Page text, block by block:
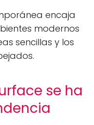
encaja
modernos
sencillas y los
se ha